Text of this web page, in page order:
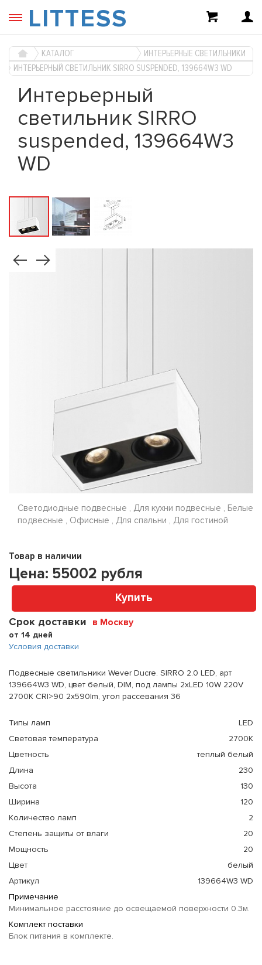
LITTESS
КАТАЛОГ
ИНТЕРЬЕРНЫЕ СВЕТИЛЬНИКИ
ИНТЕРЬЕРНЫЙ СВЕТИЛЬНИК SIRRO SUSPENDED, 139664W3 WD
Интерьерный
светильник SIRRO
suspended, 139664W3
WD
Светодиодные подвесные , Для кухни подвесные , Белые
подвесные , Офисные , Для спальни , Для гостиной
Товар в наличии
Цена: 55002 рубля
Купить
Срок доставки в Москву
от 14 дней
Условия доставки
Подвесные светильники Wever Ducre. SIRRO 2.0 LED, арт
139664W3 WD, цвет белый, DIM, под лампы 2xLED 10W 220V
2700K CRI>90 2x590lm, угол рассевания 36
Типы ламп
LED
Световая температура
2700K
Цветность
теплый белый
Длина
230
Высота
130
Ширина
120
Количество ламп
2
Степень защиты от влаги
20
Мощность
20
Цвет
белый
Артикул
139664W3 WD
Примечание
Минимальное расстояние до освещаемой поверхности 0.3м.
Комплект поставки
Блок питания в комплекте.